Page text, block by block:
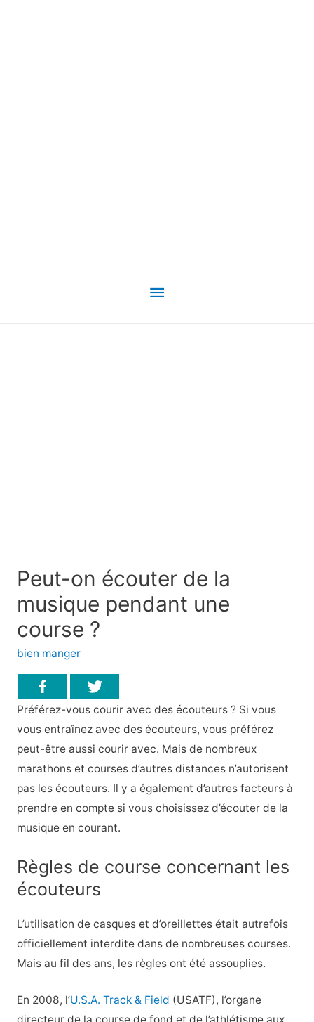
Menu
Peut-on écouter de la
musique pendant une
course ?
bien manger
Préférez-vous courir avec des écouteurs ? Si vous
vous entraînez avec des écouteurs, vous préférez
peut-être aussi courir avec. Mais de nombreux
marathons et courses d’autres distances n’autorisent
pas les écouteurs. Il y a également d’autres facteurs à
prendre en compte si vous choisissez d’écouter de la
musique en courant.
Règles de course concernant les
écouteurs
L’utilisation de casques et d’oreillettes était autrefois
officiellement interdite dans de nombreuses courses.
Mais au fil des ans, les règles ont été assouplies.
En 2008, l’U.S.A. Track & Field (USATF), l’organe